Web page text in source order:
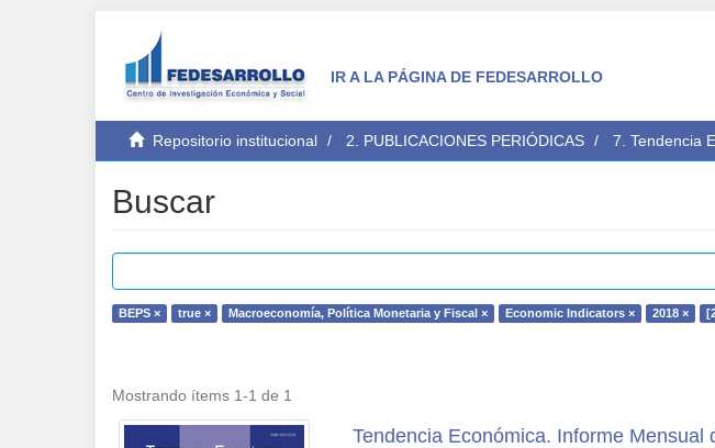
IR A LA PÁGINA DE FEDESARROLLO
Repositorio institucional 2. PUBLICACIONES PERIÓDICAS 7. Tendencia
Buscar
BEPS × true × Macroeconomía, Política Monetaria y Fiscal × Economic Indicators × 2018 ×
Mostrando ítems 1-1 de 1
Tendencia Económica. Informe Mensual